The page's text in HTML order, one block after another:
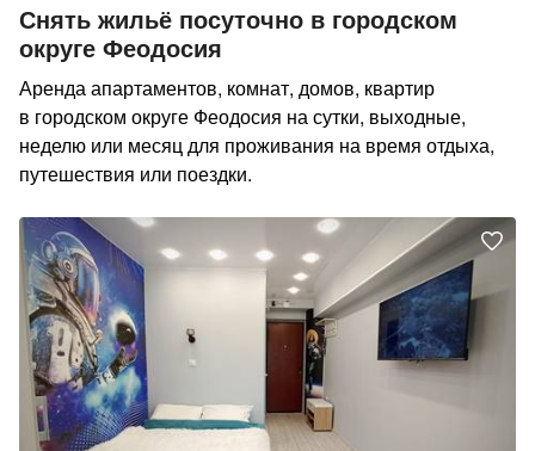
Снять жильё посуточно в городском
округе Феодосия
Аренда апартаментов, комнат, домов, квартир
в городском округе Феодосия на сутки, выходные,
неделю или месяц для проживания на время отдыха,
путешествия или поездки.